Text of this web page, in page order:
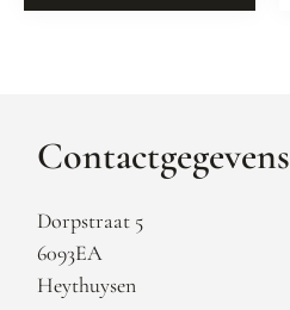
Contactgegevens
Dorpstraat 5
6093EA
Heythuysen